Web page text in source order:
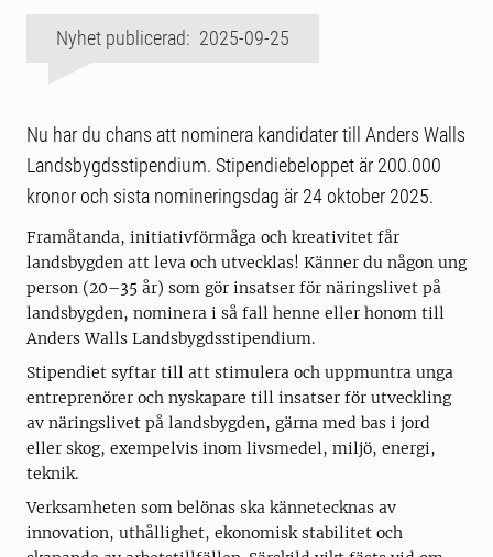
Nyhet publicerad: 2025-09-25
Nu har du chans att nominera kandidater till Anders Walls
Landsbygdsstipendium. Stipendiebeloppet är 200.000
kronor och sista nomineringsdag är 24 oktober 2025.
Framåtanda, initiativförmåga och kreativitet får
landsbygden att leva och utvecklas! Känner du någon ung
person (20–35 år) som gör insatser för näringslivet på
landsbygden, nominera i så fall henne eller honom till
Anders Walls Landsbygdsstipendium.
Stipendiet syftar till att stimulera och uppmuntra unga
entreprenörer och nyskapare till insatser för utveckling
av näringslivet på landsbygden, gärna med bas i jord
eller skog, exempelvis inom livsmedel, miljö, energi,
teknik.
Verksamheten som belönas ska kännetecknas av
innovation, uthållighet, ekonomisk stabilitet och